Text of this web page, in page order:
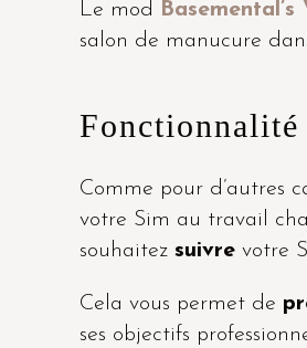
Le mod
salon de manucure
Fonctionnalité
Comme pour d’autres
votre Sim au travail
souhaitez suivre votre
Cela vous permet de
ses objectifs